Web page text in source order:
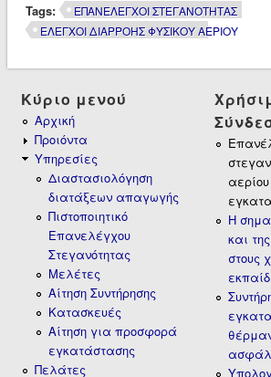
Tags:
ΕΠΑΝΕΛΕΓΧΟΙ ΣΤΕΓΑΝΟΤΗΤΑΣ
ΕΛΕΓΧΟΙ ΔΙΑΡΡΟΗΣ ΦΥΣΙΚΟΥ ΑΕΡΙΟΥ
Κύριο μενού
Αρχική
Προιόντα
Υπηρεσίες
Διαστασιολόγηση
διατάξεων απαγωγής
Πιστοποιητικό
Επανελέγχου
Στεγανότητας
Μελέτες
Αίτηση Συντήρησης
Κατασκευές
Αίτηση για προσφορά
εγκατάστασης
Πελάτες
Η
και
στους